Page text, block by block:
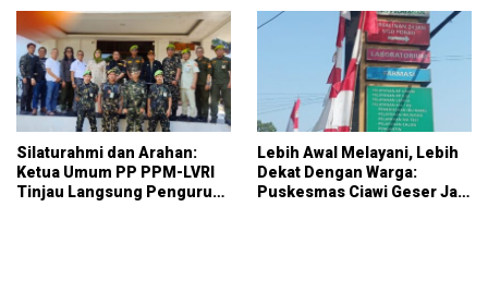
Silaturahmi dan Arahan:
Ketua Umum PP PPM-LVRI
Tinjau Langsung Pengurus
Lebih Awal Melayani, Lebih
Dekat Dengan Warga:
Puskesmas Ciawi Geser Jam